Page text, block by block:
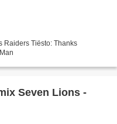
Raiders Tiësto: Thanks
Seven Lions -